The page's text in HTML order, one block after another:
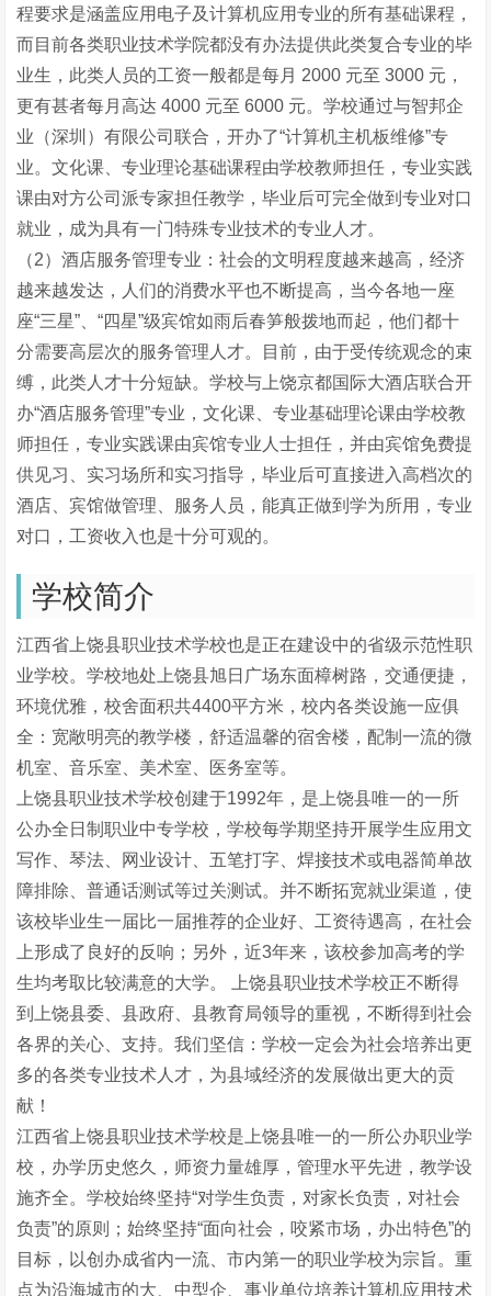
程要求是涵盖应用电子及计算机应用专业的所有基础课程，
而目前各类职业技术学院都没有办法提供此类复合专业的毕
业生，此类人员的工资一般都是每月 2000 元至 3000 元，
更有甚者每月高达 4000 元至 6000 元。学校通过与智邦企
业（深圳）有限公司联合，开办了“计算机主机板维修”专
业。文化课、专业理论基础课程由学校教师担任，专业实践
课由对方公司派专家担任教学，毕业后可完全做到专业对口
就业，成为具有一门特殊专业技术的专业人才。
（2）酒店服务管理专业：社会的文明程度越来越高，经济
越来越发达，人们的消费水平也不断提高，当今各地一座
座“三星”、“四星”级宾馆如雨后春笋般拨地而起，他们都十
分需要高层次的服务管理人才。目前，由于受传统观念的束
缚，此类人才十分短缺。学校与上饶京都国际大酒店联合开
办“酒店服务管理”专业，文化课、专业基础理论课由学校教
师担任，专业实践课由宾馆专业人士担任，并由宾馆免费提
供见习、实习场所和实习指导，毕业后可直接进入高档次的
酒店、宾馆做管理、服务人员，能真正做到学为所用，专业
对口，工资收入也是十分可观的。
学校简介
江西省上饶县职业技术学校也是正在建设中的省级示范性职
业学校。学校地处上饶县旭日广场东面樟树路，交通便捷，
环境优雅，校舍面积共4400平方米，校内各类设施一应俱
全：宽敞明亮的教学楼，舒适温馨的宿舍楼，配制一流的微
机室、音乐室、美术室、医务室等。
上饶县职业技术学校创建于1992年，是上饶县唯一的一所
公办全日制职业中专学校，学校每学期坚持开展学生应用文
写作、琴法、网业设计、五笔打字、焊接技术或电器简单故
障排除、普通话测试等过关测试。并不断拓宽就业渠道，使
该校毕业生一届比一届推荐的企业好、工资待遇高，在社会
上形成了良好的反响；另外，近3年来，该校参加高考的学
生均考取比较满意的大学。 上饶县职业技术学校正不断得
到上饶县委、县政府、县教育局领导的重视，不断得到社会
各界的关心、支持。我们坚信：学校一定会为社会培养出更
多的各类专业技术人才，为县域经济的发展做出更大的贡
献！
江西省上饶县职业技术学校是上饶县唯一的一所公办职业学
校，办学历史悠久，师资力量雄厚，管理水平先进，教学设
施齐全。学校始终坚持“对学生负责，对家长负责，对社会
负责”的原则；始终坚持“面向社会，咬紧市场，办出特色”的
目标，以创办成省内一流、市内第一的职业学校为宗旨。重
点为沿海城市的大、中型企、事业单位培养计算机应用技术